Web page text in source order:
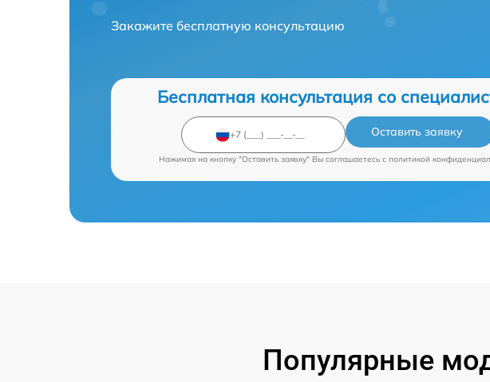
Закажите бесплатную консультацию
Бесплатная консультация со
Оставить заявку
Нажимая на кнопку "Оставить заявку" Вы соглашаетесь c политикой
Популярные